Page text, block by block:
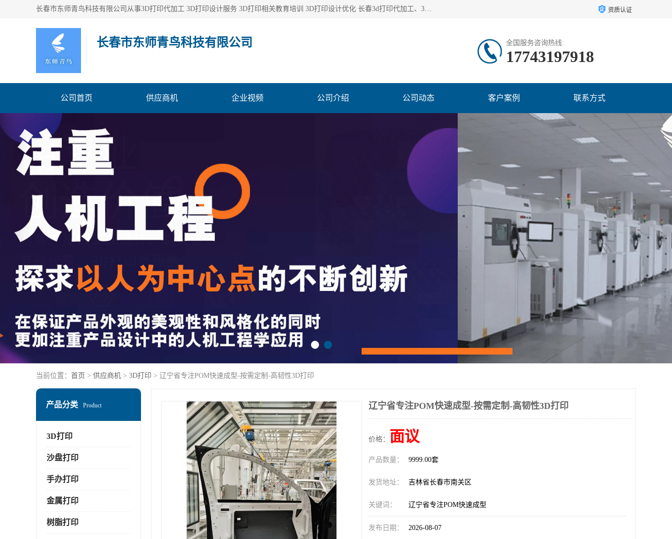
长春市东师青鸟科技有限公司从事3D打印代加工 3D打印设计服务 3D打印相关教育培训 3D打印设计优化 长春3d打印代加工、3D打印代加工及设计服务、3D打印相关教育培训、专利代理及优化、3D打印上下游技术服务，深耕工业设计、机械设计、3D打印多年年，拥有多项技术，辅助数十位客户完成自己的发明及实用新型专利。 资质认证
长春市东师青鸟科技有限公司 全国服务咨询热线:
17743197918
公司首页 供应商机 企业视频 公司介绍 公司动态 客户案例 联系方式
当前位置： 首页 > 供应商机 > 3D打印 > 辽宁省专注POM快速成型-按需定制-高韧性3D打印
产品分类 Product
3D打印
沙盘打印
手办打印
金属打印
树脂打印
辽宁省专注POM快速成型-按需定制-高韧性3D打印
价格： 面议
产品数量： 9999.00套
发货地址： 吉林省长春市南关区
关键词： 辽宁省专注POM快速成型
发布日期： 2026-08-07